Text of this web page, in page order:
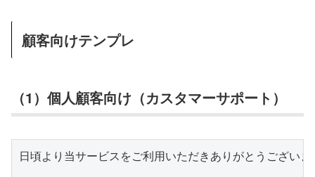
顧客向けテンプレ
（1）個人顧客向け（カスタマーサポート）
日頃より当サービスをご利用いただきありがとうございま